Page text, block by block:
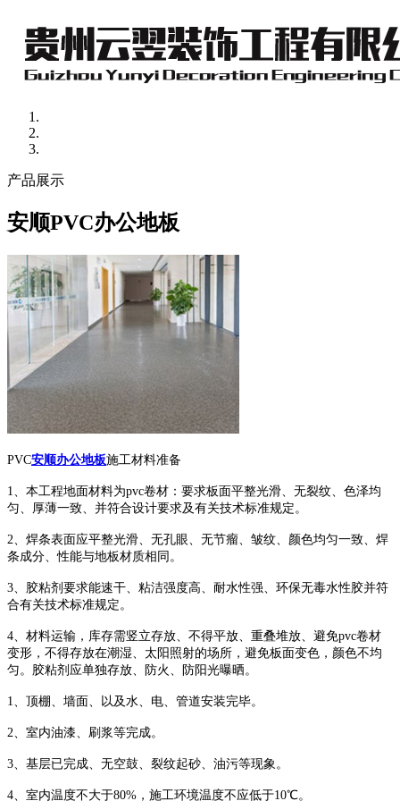
产品展示
安顺PVC办公地板
PVC安顺办公地板施工材料准备
1、本工程地面材料为pvc卷材：要求板面平整光滑、无裂纹、色泽均
匀、厚薄一致、并符合设计要求及有关技术标准规定。
2、焊条表面应平整光滑、无孔眼、无节瘤、皱纹、颜色均匀一致、焊
条成分、性能与地板材质相同。
3、胶粘剂要求能速干、粘洁强度高、耐水性强、环保无毒水性胶并符
合有关技术标准规定。
4、材料运输，库存需竖立存放、不得平放、重叠堆放、避免pvc卷材
变形，不得存放在潮湿、太阳照射的场所，避免板面变色，颜色不均
匀。胶粘剂应单独存放、防火、防阳光曝晒。
1、顶棚、墙面、以及水、电、管道安装完毕。
2、室内油漆、刷浆等完成。
3、基层已完成、无空鼓、裂纹起砂、油污等现象。
4、室内温度不大于80%，施工环境温度不应低于10℃。